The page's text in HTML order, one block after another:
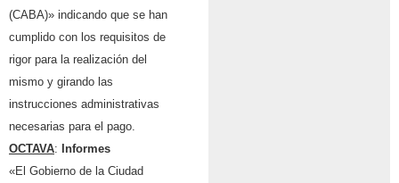
(CABA)» indicando que se han
cumplido con los requisitos de
rigor para la realización del
mismo y girando las
instrucciones administrativas
necesarias para el pago.
OCTAVA: Informes
«El Gobierno de la Ciudad